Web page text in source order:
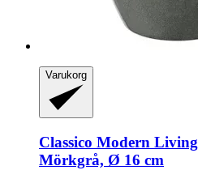
Varukorg
Classico Modern Living
Mörkgrå, Ø 16 cm